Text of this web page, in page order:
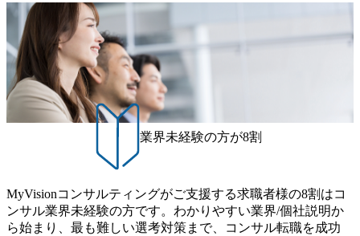
り、常に刺激を受けながらプロジェクトワークが可能 総合
コンサルティングファームの名の通り、全方位のクライア
ントに対して様々なプロジェクトが存在しており、手を上
げれば常に新しいテーマのチャレンジ機会を提供している
（ワンプール制） そのため、全体の離職率10％以下、未経
験3年未満の離職率は0％と驚異の定着率を誇る 大手ファー
ムと同水準以上の報酬制度であり、ファーム経験者の場合
は、転職時報酬アップが基本 強く「個人」の成⾧を重視す
るカルチャーであり、昇進に枠もなく、今ならReadyになれ
ば上がれる環境となっている 安定した経営環境の下、コン
できる 豊富な経験を持つコンサル経験者の場合は、自らチ
ームを立ち上げることが可能 裁量をもった営業活動、デリ
バリー活動ができる(スタートアップとの協業、新規ソリュ
制的に別のプロジェクトに異動することが可能。その結
果、<u>退職率も10%程度</u>(他社平均は2～30%程度) 残業
時間は<u>平均30時間程度。</u>バリューが出ていないから
残業代をつけさせないといったことはしない DE&Iにおいて
は女性活用や外国人/高齢者/障碍者などさまざまなバックグ
ラウンドを持つメンバーの働く環境を整えている SDGsの推
進にも積極的で、プロボノ支援等を行っている 部活動も活
発で、多くのクラブが立ち上がっており、さまざまな役
職・所属・組織を超えて社員間のネットワーク形成・交流
の場となっている <u>教育・研修プログラムが非常に充実</
番組があり、新卒紹介、会社の七不思議紹介等、規模が大
きくなっていく中で社員同士のつながりを広げる取り組み
もしている 今後の成長戦略として海外展開を見据えてい
業界未経験の方が8割
MyVisionコンサルティングがご支援する求職者様の8割はコ
ンサル業界未経験の方です。わかりやすい業界/個社説明か
ら始まり、最も難しい選考対策まで、コンサル転職を成功